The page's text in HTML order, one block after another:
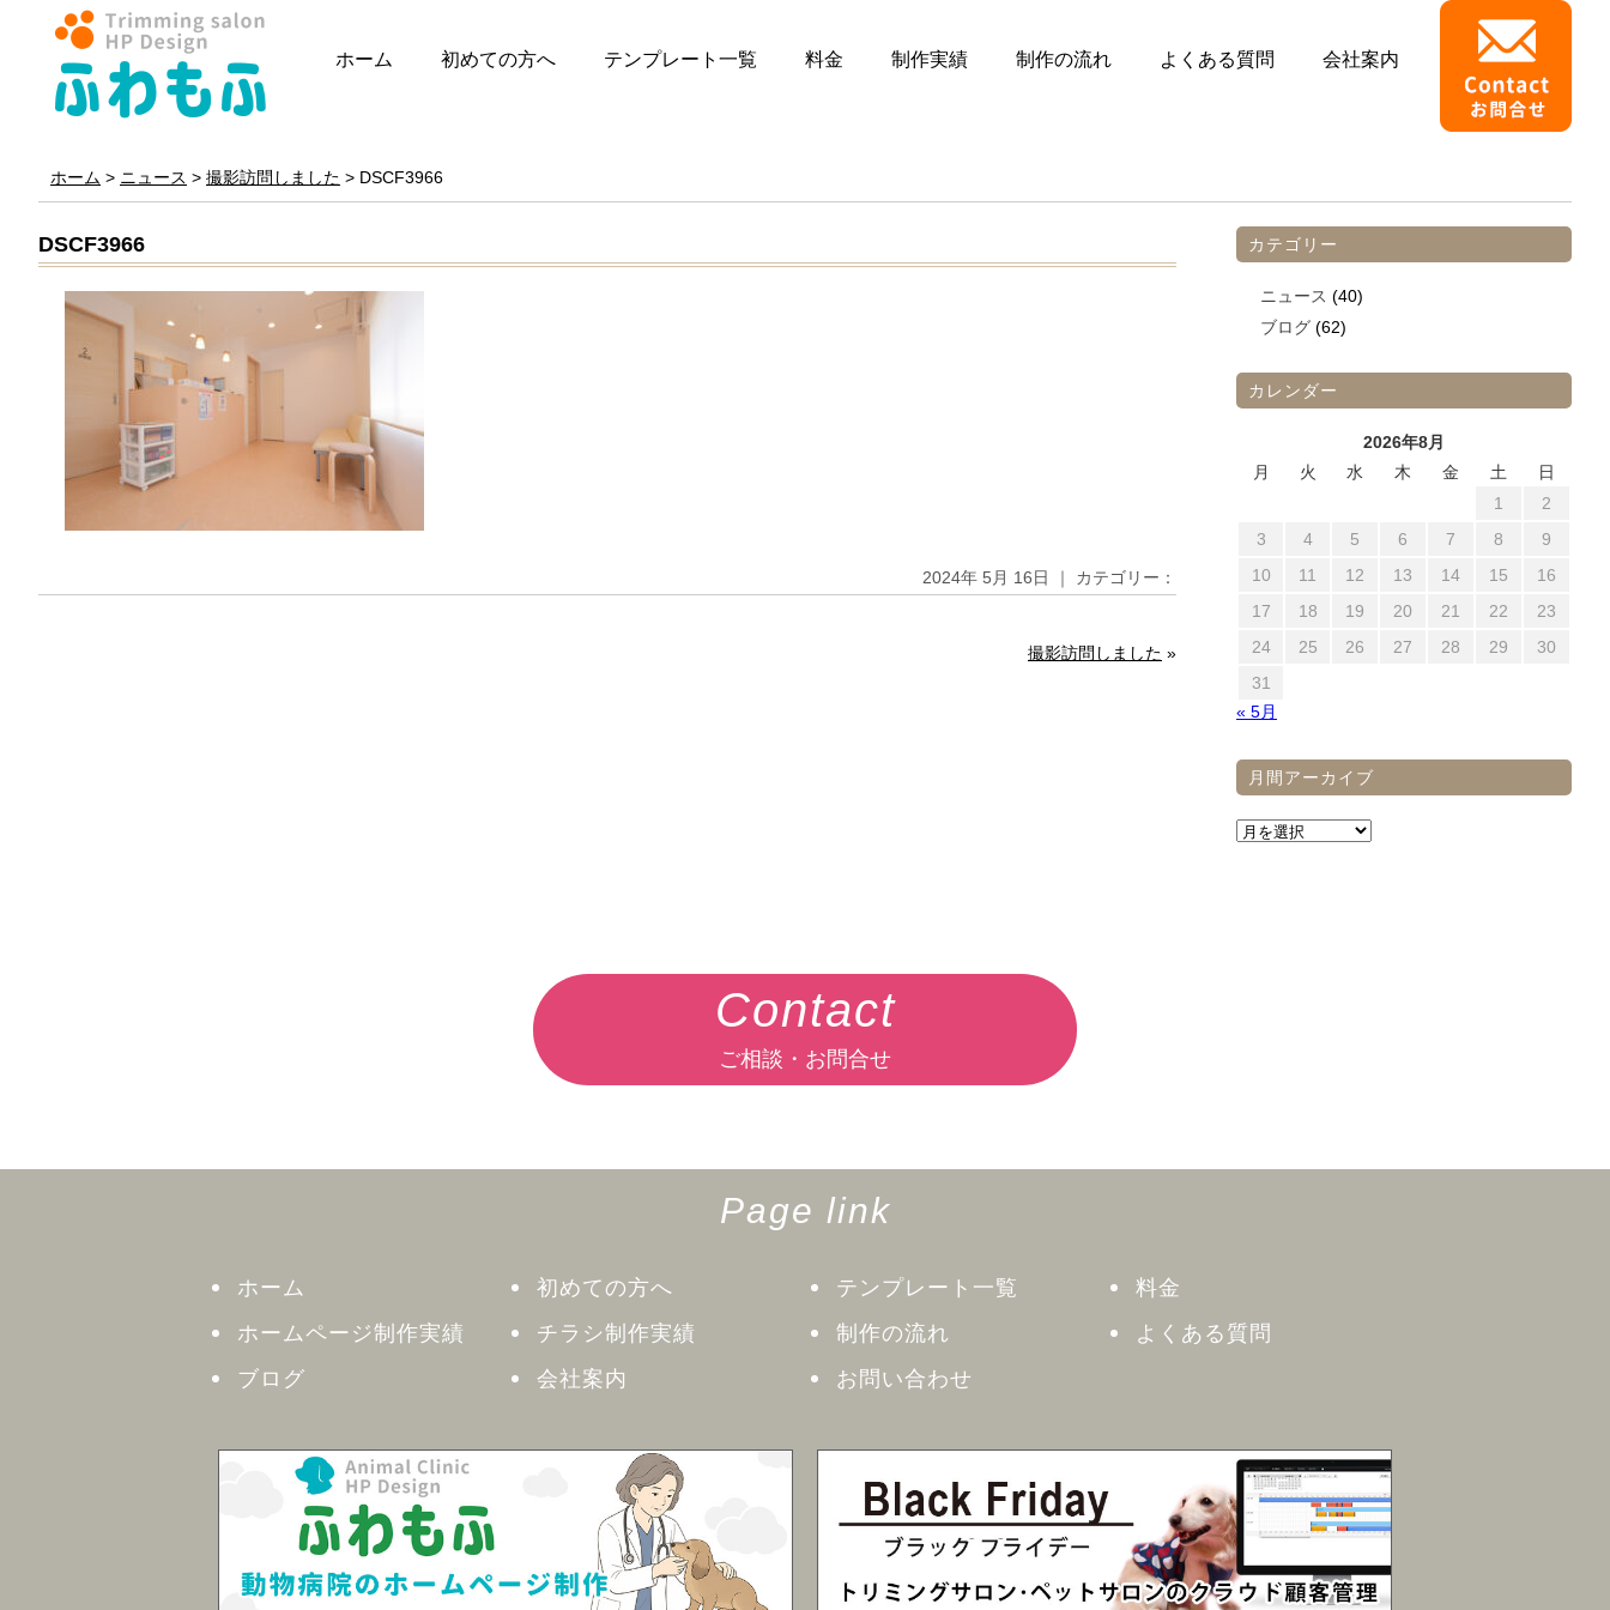
ホーム 初めての方へ テンプレート一覧 料金 制作実績 制作の流れ よくある質問 会社案内
ホーム > ニュース > 撮影訪問しました > DSCF3966
DSCF3966
2024年 5月 16日 ｜ カテゴリー：
撮影訪問しました »
カテゴリー
ニュース (40)
ブログ (62)
カレンダー
2026年8月
月
火 水 木 金 土
日
1
2
3
4 5 6 7 8
9
10
11 12 13 14 15
16
17
18 19 20 21 22
23
24
25 26 27 28 29
30
31
« 5月
月間アーカイブ
Contact
ご相談・お問合せ
Page link
ホーム 初めての方へ テンプレート一覧
料金
ホームページ制作実績
チラシ制作実績 制作の流れ
よくある質問
ブログ
会社案内 お問い合わせ